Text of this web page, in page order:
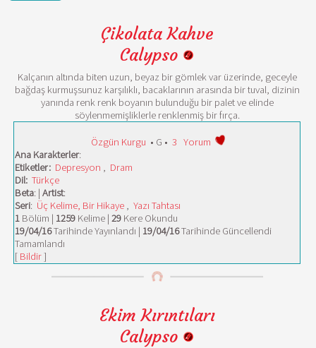
Çikolata Kahve
Calypso
Kalçanın altında biten uzun, beyaz bir gömlek var üzerinde, geceyle
bağdaş kurmuşsunuz karşılıklı, bacaklarının arasında bir tuval, dizinin
yanında renk renk boyanın bulunduğu bir palet ve elinde
söylenmemişliklerle renklenmiş bir fırça.
Özgün Kurgu • G • 3 Yorum
Ana Karakterler:
Etiketler: Depresyon , Dram
Dil: Türkçe
Beta: | Artist:
Seri: Üç Kelime, Bir Hikaye , Yazı Tahtası
1 Bölüm | 1259 Kelime | 29 Kere Okundu
19/04/16Tarihinde Yayınlandı | 19/04/16Tarihinde Güncellendi
Tamamlandı
[ Bildir]
Ekim Kırıntıları
Calypso